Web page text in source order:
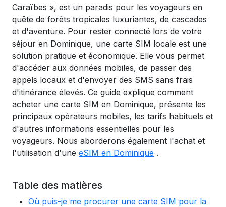
Caraïbes », est un paradis pour les voyageurs en
quête de forêts tropicales luxuriantes, de cascades
et d'aventure. Pour rester connecté lors de votre
séjour en Dominique, une carte SIM locale est une
solution pratique et économique. Elle vous permet
d'accéder aux données mobiles, de passer des
appels locaux et d'envoyer des SMS sans frais
d'itinérance élevés. Ce guide explique comment
acheter une carte SIM en Dominique, présente les
principaux opérateurs mobiles, les tarifs habituels et
d'autres informations essentielles pour les
voyageurs. Nous aborderons également l'achat et
l'utilisation d'une eSIM en Dominique .
Table des matières
Où puis-je me procurer une carte SIM pour la